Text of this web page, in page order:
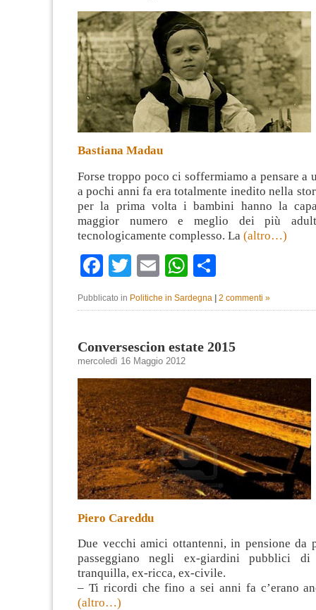
Bastiana Madau
Forse troppo poco ci soffermiamo a pensare a
a pochi anni fa era totalmente inedito nella
per la prima volta i bambini hanno la
maggior numero e meglio dei più
tecnologicamente complesso. La (altro…)
Facebook
Twitter
EmailWhatsApp
Pubblicato in Politiche in Sardegna | 2 commenti »
Conversescion estate 2015
mercoledì 16 Maggio 2012
Piero Careddu
Due vecchi amici ottantenni, in pensione da
passeggiano negli ex-giardini pubblici
tranquilla, ex-ricca, ex-civile.
– Ti ricordi che fino a sei anni fa c’erano
(altro…)